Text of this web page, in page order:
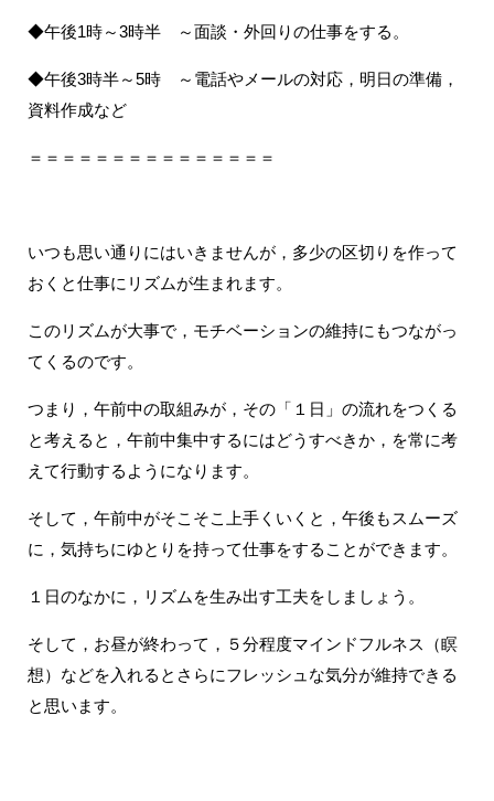
◆午後1時～3時半 ～面談・外回りの仕事をする。
◆午後3時半～5時 ～電話やメールの対応，明日の準備，
資料作成など
＝＝＝＝＝＝＝＝＝＝＝＝＝＝＝
いつも思い通りにはいきませんが，多少の区切りを作って
おくと仕事にリズムが生まれます。
このリズムが大事で，モチベーションの維持にもつながっ
てくるのです。
つまり，午前中の取組みが，その「１日」の流れをつくる
と考えると，午前中集中するにはどうすべきか，を常に考
えて行動するようになります。
そして，午前中がそこそこ上手くいくと，午後もスムーズ
に，気持ちにゆとりを持って仕事をすることができます。
１日のなかに，リズムを生み出す工夫をしましょう。
そして，お昼が終わって，５分程度マインドフルネス（瞑
想）などを入れるとさらにフレッシュな気分が維持できる
と思います。